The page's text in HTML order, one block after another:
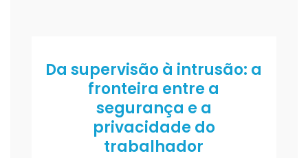
Da supervisão à intrusão: a
fronteira entre a
segurança e a
privacidade do
trabalhador